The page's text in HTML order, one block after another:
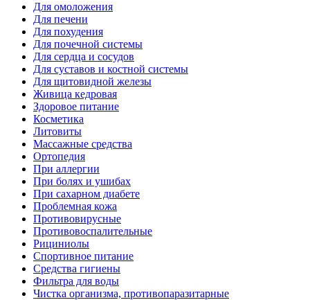
Для омоложения
Для печени
Для похудения
Для почечной системы
Для сердца и сосудов
Для суставов и костной системы
Для щитовидной железы
Живица кедровая
Здоровое питание
Косметика
Литовиты
Массажные средства
Ортопедия
При аллергии
При болях и ушибах
При сахарном диабете
Проблемная кожа
Противовирусные
Противовоспалительные
Рициниолы
Спортивное питание
Средства гигиены
Фильтра для воды
Чистка организма, противопаразитарные